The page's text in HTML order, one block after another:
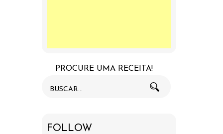
PROCURE UMA RECEITA!
FOLLOW